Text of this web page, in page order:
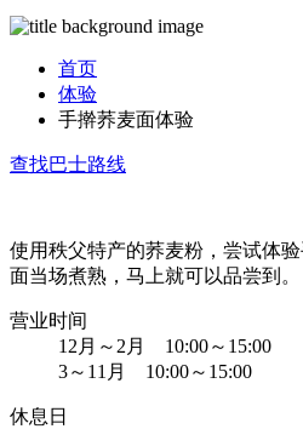
首页
体验
手擀荞麦面体验
查找巴士路线
使用秩父特产的荞麦粉，尝试体
面当场煮熟，马上就可以品尝到。
营业时间
12月～2月 10:00～15:00
3～11月 10:00～15:00
休息日